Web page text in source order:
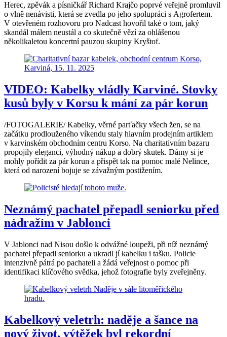
Herec, zpěvák a písničkář Richard Krajčo poprvé veřejně promluvil
o vlně nenávisti, která se zvedla po jeho spolupráci s Agrofertem.
V otevřeném rozhovoru pro Nadcast hovořil také o tom, jaký
skandál málem neustál a co skutečně vězí za ohlášenou
několikaletou koncertní pauzou skupiny Kryštof.
VIDEO: Kabelky vládly Karviné. Stovky
kusů byly v Korsu k mání za pár korun
/FOTOGALERIE/ Kabelky, věrné parťačky všech žen, se na
začátku prodlouženého víkendu staly hlavním prodejním artiklem
v karvinském obchodním centru Korso. Na charitativním bazaru
propojily eleganci, výhodný nákup a dobrý skutek. Dámy si je
mohly pořídit za pár korun a přispět tak na pomoc malé Nelince,
která od narození bojuje se závažným postižením.
Neznámý pachatel přepadl seniorku před
nádražím v Jablonci
V Jablonci nad Nisou došlo k odvážné loupeži, při níž neznámý
pachatel přepadl seniorku a ukradl jí kabelku i tašku. Policie
intenzivně pátrá po pachateli a žádá veřejnost o pomoc při
identifikaci klíčového svědka, jehož fotografie byly zveřejněny.
Kabelkový veletrh: naděje a šance na
nový život, výtěžek byl rekordní